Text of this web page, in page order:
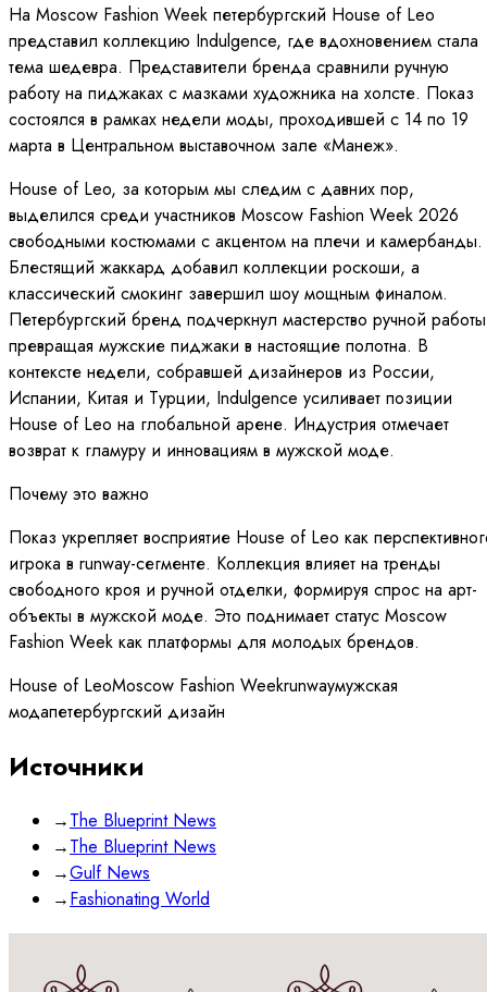
На Moscow Fashion Week петербургский House of Leo
представил коллекцию Indulgence, где вдохновением стала
тема шедевра. Представители бренда сравнили ручную
работу на пиджаках с мазками художника на холсте. Показ
состоялся в рамках недели моды, проходившей с 14 по 19
марта в Центральном выставочном зале «Манеж».
House of Leo, за которым мы следим с давних пор,
выделился среди участников Moscow Fashion Week 2026
свободными костюмами с акцентом на плечи и камербанды.
Блестящий жаккард добавил коллекции роскоши, а
классический смокинг завершил шоу мощным финалом.
Петербургский бренд подчеркнул мастерство ручной
превращая мужские пиджаки в настоящие полотна. В
контексте недели, собравшей дизайнеров из России,
Испании, Китая и Турции, Indulgence усиливает позиции
House of Leo на глобальной арене. Индустрия отмечает
возврат к гламуру и инновациям в мужской моде.
Почему это важно
Показ укрепляет восприятие House of Leo как
игрока в runway-сегменте. Коллекция влияет на тренды
свободного кроя и ручной отделки, формируя спрос на арт-
объекты в мужской моде. Это поднимает статус Moscow
Fashion Week как платформы для молодых брендов.
House of LeoMoscow Fashion Weekrunwayмужская
модапетербургский дизайн
Источники
→The Blueprint News
→The Blueprint News
→Gulf News
→Fashionating World